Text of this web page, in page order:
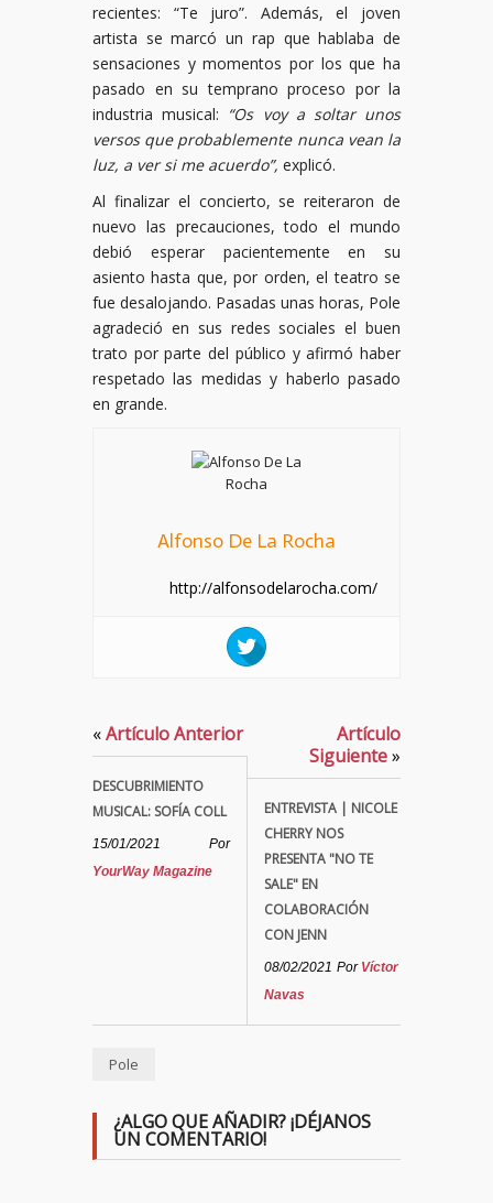
recientes: “Te juro”. Además, el joven
artista se marcó un rap que hablaba de
sensaciones y momentos por los que ha
pasado en su temprano proceso por la
industria musical: “Os voy a soltar unos
versos que probablemente nunca vean la
luz, a ver si me acuerdo”, explicó.
Al finalizar el concierto, se reiteraron de
nuevo las precauciones, todo el mundo
debió esperar pacientemente en su
asiento hasta que, por orden, el teatro se
fue desalojando. Pasadas unas horas, Pole
agradeció en sus redes sociales el buen
trato por parte del público y afirmó haber
respetado las medidas y haberlo pasado
en grande.
Alfonso De La Rocha
http://alfonsodelarocha.com/
«Artículo Anterior
DESCUBRIMIENTO
MUSICAL: SOFÍA COLL
15/01/2021
Por
YourWay Magazine
Artículo
Siguiente»
ENTREVISTA | NICOLE
CHERRY NOS
PRESENTA "NO TE
SALE" EN
COLABORACIÓN
CON JENN
08/02/2021 Por Víctor
Navas
Pole
¿ALGO QUE AÑADIR? ¡DÉJANOS
UN COMENTARIO!